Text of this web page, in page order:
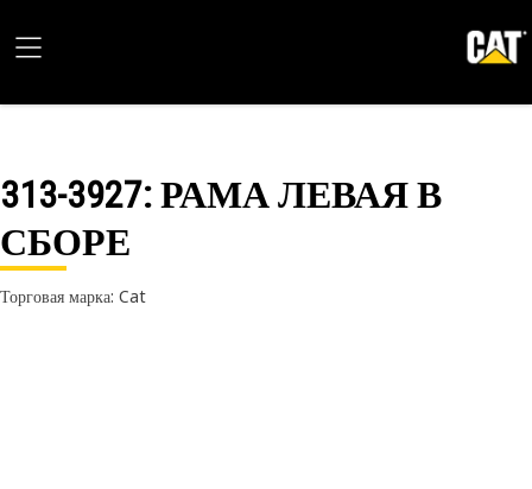
313-3927: РАМА ЛЕВАЯ В
СБОРЕ
Торговая марка: Cat